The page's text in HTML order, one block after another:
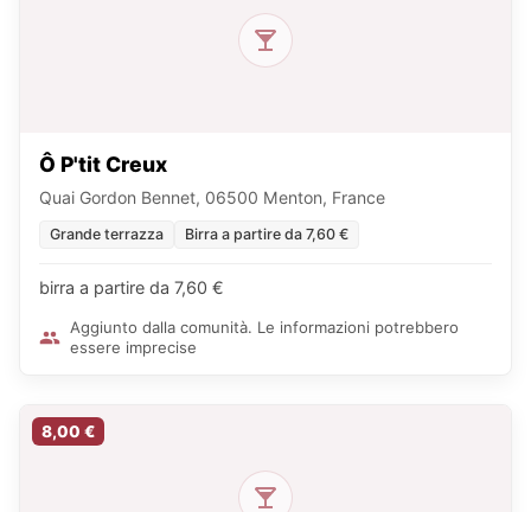
Ô P'tit Creux
Quai Gordon Bennet, 06500 Menton, France
Grande terrazza Birra a partire da 7,60 €
birra a partire da 7,60 €
Aggiunto dalla comunità. Le informazioni potrebbero
essere imprecise
8,00 €